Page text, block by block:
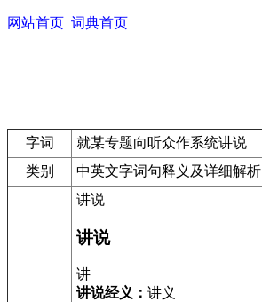
网站首页 词典首页
字词
就某专题向听众作系统讲说
类别
中英文字词句释义及详细解析
讲说
讲说
讲
讲说经义： 讲义